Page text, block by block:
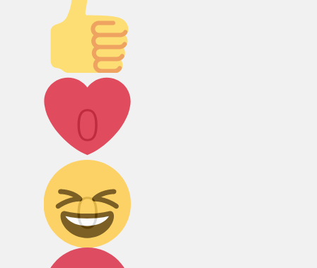
0
Лайк!
0
Дикий смех!
Агрессия!